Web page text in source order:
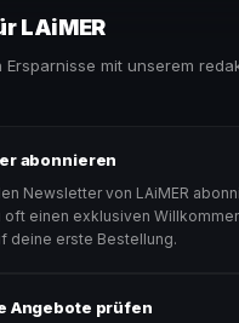
LAiMER
Ersparnisse mit unserem
abonnieren
Newsletter von LAiMER
oft einen exklusiven
deine erste Bestellung.
Angebote prüfen